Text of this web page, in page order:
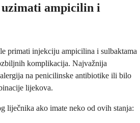
ampicilin i
primati injekciju ampicilina i sulbaktama
komplikacija. Najvažnija
na penicilinske antibiotike ili bilo
lijekova.
liječnika ako imate neko od ovih stanja: